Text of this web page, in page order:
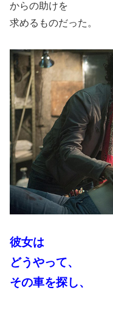
からの助けを
求めるものだった。
彼女は
どうやって、
その車を探し、